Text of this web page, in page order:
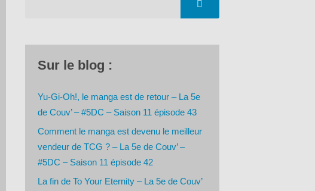
Sur le blog :
Yu-Gi-Oh!, le manga est de retour – La 5e
de Couv’ – #5DC – Saison 11 épisode 43
Comment le manga est devenu le meilleur
vendeur de TCG ? – La 5e de Couv’ –
#5DC – Saison 11 épisode 42
La fin de To Your Eternity – La 5e de Couv’